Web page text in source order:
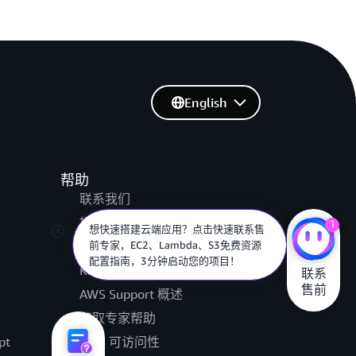
帮助
联系我们
提交支持工单
AWS re:Post
Knowledge Center
AWS Support 概述
获取专家帮助
AWS 可访问性
English
想避免云服务意外扣费？点击快速联系
售前专家，了解200元服务券使用攻
略，安心试用6个月免费套餐！
1
联系
售前